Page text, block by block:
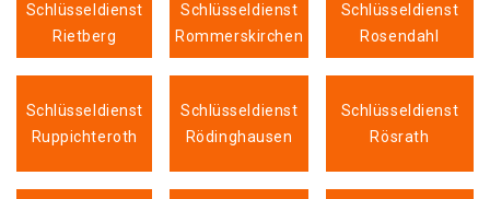
Schlüsseldienst
Rietberg
Schlüsseldienst
Rommerskirchen
Schlüsseldienst
Rosendahl
Schlüsseldienst
Ruppichteroth
Schlüsseldienst
Rödinghausen
Schlüsseldienst
Rösrath